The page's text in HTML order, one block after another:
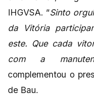
IHGVSA. “Sinto
da Vitória
este. Que cada
com a
complementou o
de Bau.